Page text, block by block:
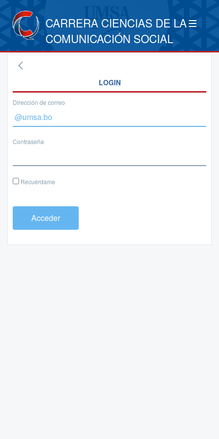
CARRERA CIENCIAS DE LA
COMUNICACIÓN SOCIAL
LOGIN
Dirección de correo
Contraseña
Recuérdame
Acceder